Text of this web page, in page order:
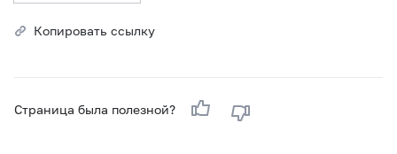
Копировать ссылку
Страница была полезной?